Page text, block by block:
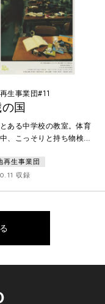
生事業団#11
国
ある中学校の教室。体育
、こっそりと持ち物検査
話劇。1997年に起きた14歳
よる連続児童殺傷事件や
ことを背景に創作された
再生事業団
収録